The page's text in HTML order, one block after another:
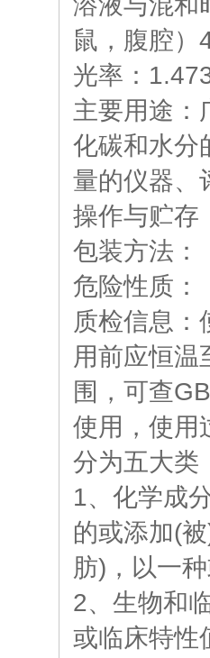
鼠，腹腔
光率：
主要用途：
化碳和水分
量的仪器、
操作与贮存
包装方法：
危险性质：
质检信息
用前应恒
围，可查
使用，使用
分为五大类
1、化学成
的或添加(
肪)，以一
2、生物和
或临床特性